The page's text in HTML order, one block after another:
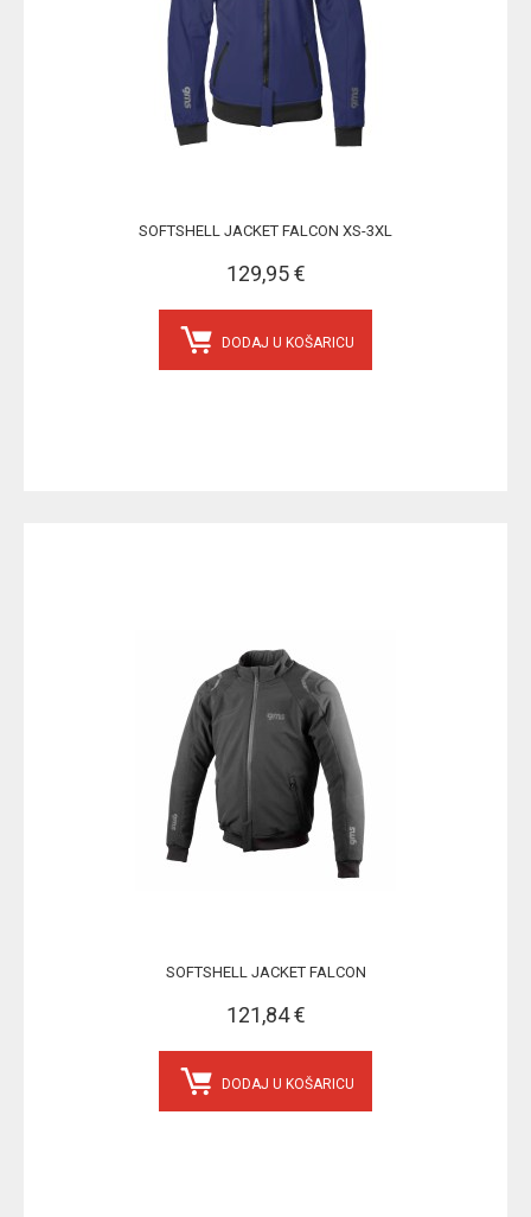
SOFTSHELL JACKET FALCON XS-3XL
129,95 €
DODAJ U KOŠARICU
SOFTSHELL JACKET FALCON
121,84 €
DODAJ U KOŠARICU